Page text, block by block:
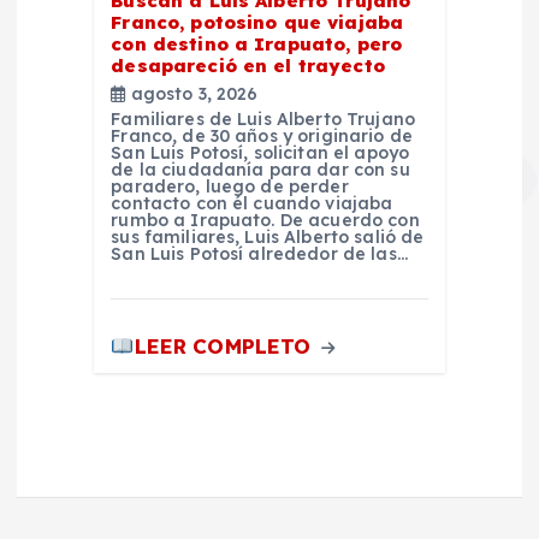
Franco, potosino que viajaba
con destino a Irapuato, pero
desapareció en el trayecto
agosto 3, 2026
Familiares de Luis Alberto Trujano
Franco, de 30 años y originario de
San Luis Potosí, solicitan el apoyo
de la ciudadanía para dar con su
paradero, luego de perder
contacto con él cuando viajaba
rumbo a Irapuato. De acuerdo con
sus familiares, Luis Alberto salió de
San Luis Potosí alrededor de las…
LEER COMPLETO